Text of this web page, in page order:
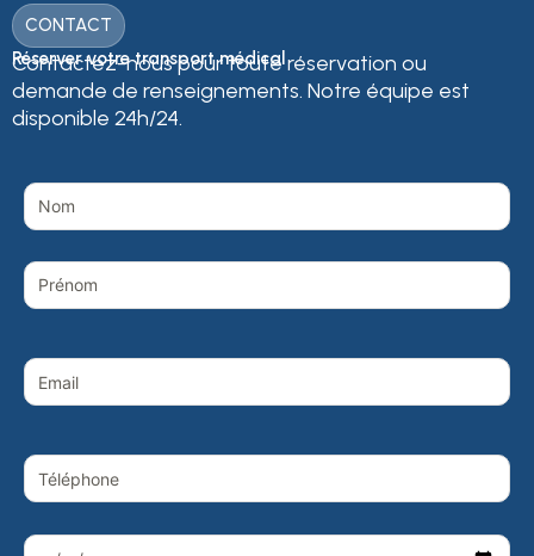
CONTACT
Réserver votre transport médical
Contactez-nous pour toute réservation ou
demande de renseignements. Notre équipe est
disponible 24h/24.